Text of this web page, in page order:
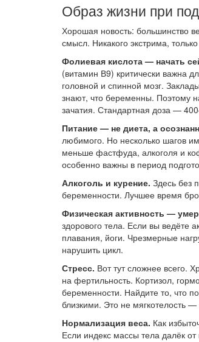
Образ жизни при
Хорошая новость: большинство
смысл. Никакого экстрима,
Фолиевая кислота — начать
(витамин В9) критически важна
головной и спинной мозг.
знают, что беременны. Поэтому
зачатия. Стандартная доза —
Питание — не диета, а
любимого. Но несколько шагов
меньше фастфуда, алкоголя и
особенно важны в период
Алкоголь и курение. Здесь без
беременности. Лучшее время
Физическая активность —
здорового тела. Если вы ведёте
плавания, йоги. Чрезмерные
нарушить цикл.
Стресс. Вот тут сложнее всего.
на фертильность. Кортизол,
беременности. Найдите то, что
близкими. Это не мягкотелость
Нормализация веса. Как
Если индекс массы тела далёк